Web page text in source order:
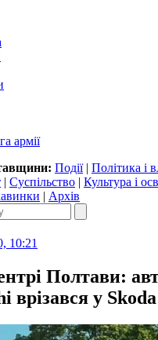
армії
Події| Політика і
| Суспільство | Культура і
| Архів
10:21
Полтави:
врізався у Skoda